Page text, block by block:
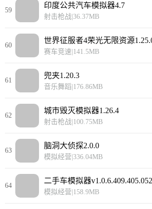
59
印度公共汽车模拟器4.7
射击枪战|36.37MB
60
世界征服者4荣光无限资源
赛车竞速|141.5MB
61
兜夹1.20.3
音乐舞蹈|176.86MB
62
城市毁灭模拟器1.26.4
射击枪战|100.75MB
63
脑洞大侦探2.0.0
模拟经营|336.04MB
64
二手车模拟器
模拟经营|158.9MB